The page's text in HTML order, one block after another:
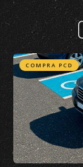
COMPRA PCD